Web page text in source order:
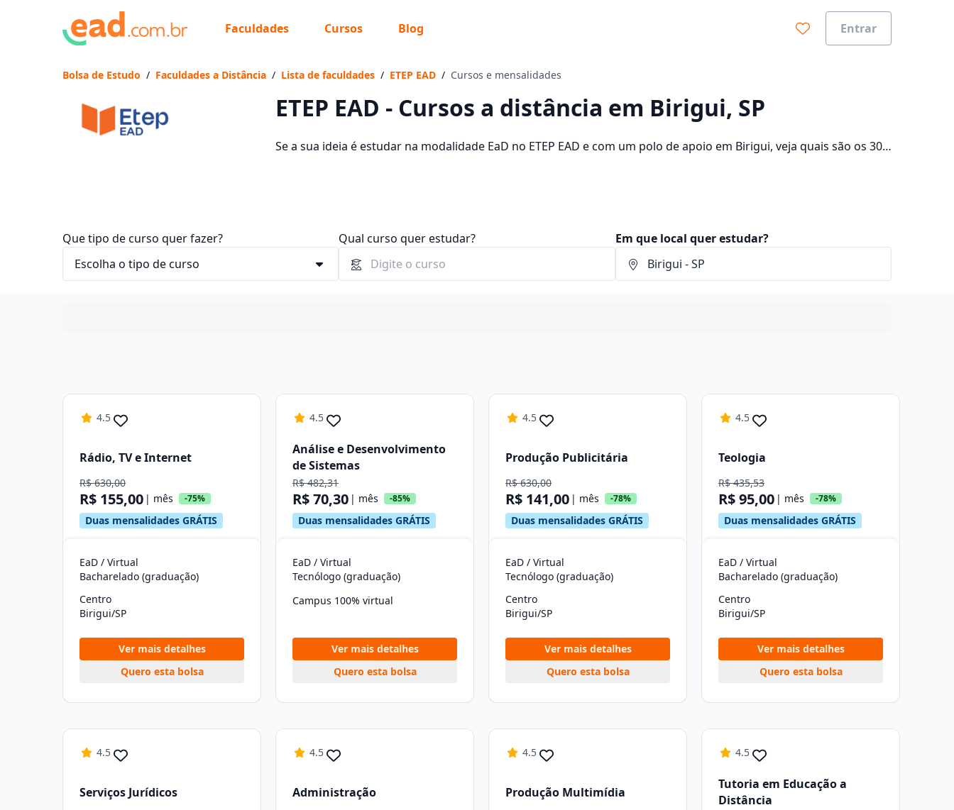
Faculdades Cursos Blog Entrar
Vamos te guiar no caminho ideal para seus estudos
Ainda não sei
Continuar
Bolsa de Estudo / Faculdades a Distância / Lista de faculdades / ETEP EAD / Cursos e mensalidades
ETEP EAD - Cursos a distância em Birigui, SP
Se a sua ideia é estudar na modalidade EaD no ETEP EAD e com um polo de apoio em Birigui, veja quais são os 304
Que tipo de curso quer fazer? Qual curso quer estudar? Em que local quer estudar?
4.5
Rádio, TV e Internet
R$ 630,00
R$ 155,00 | mês -75%
Duas mensalidades GRÁTIS
EaD / Virtual
Bacharelado (graduação)
Centro
Birigui/SP
Ver mais detalhes
Quero esta bolsa
4.5
Análise e Desenvolvimento
de Sistemas
R$ 482,31
R$ 70,30 | mês -85%
Duas mensalidades GRÁTIS
EaD / Virtual
Tecnólogo (graduação)
Campus 100% virtual
Ver mais detalhes
Quero esta bolsa
4.5
Produção Publicitária
R$ 630,00
R$ 141,00 | mês -78%
Duas mensalidades GRÁTIS
EaD / Virtual
Tecnólogo (graduação)
Centro
Birigui/SP
Ver mais detalhes
Quero esta bolsa
4.5
Teologia
R$ 435,53
R$ 95,00 | mês -78%
Duas mensalidades GRÁTIS
EaD / Virtual
Bacharelado (graduação)
Centro
Birigui/SP
Ver mais detalhes
Quero esta bolsa
4.5
Serviços Jurídicos
4.5
Administração
4.5
Produção Multimídia
4.5
Tutoria em Educação a
Distância